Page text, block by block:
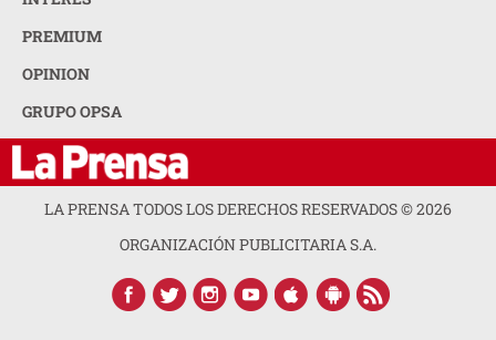
PREMIUM
OPINION
GRUPO OPSA
LA PRENSA TODOS LOS DERECHOS RESERVADOS ©2026
ORGANIZACIÓN PUBLICITARIA S.A.